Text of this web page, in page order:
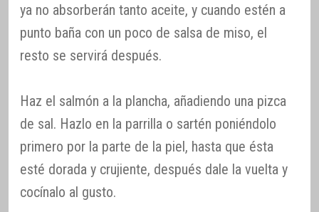
ya no absorberán tanto aceite, y cuando estén a
punto baña con un poco de salsa de miso, el
resto se servirá después.
Haz el salmón a la plancha, añadiendo una pizca
de sal. Hazlo en la parrilla o sartén poniéndolo
primero por la parte de la piel, hasta que ésta
esté dorada y crujiente, después dale la vuelta y
cocínalo al gusto.